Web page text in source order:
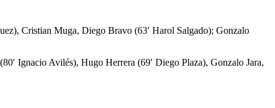
Cristian Muga, Diego Bravo (63′ Harol Salgado); Gonzalo
Ignacio Avilés), Hugo Herrera (69′ Diego Plaza), Gonzalo Jara,